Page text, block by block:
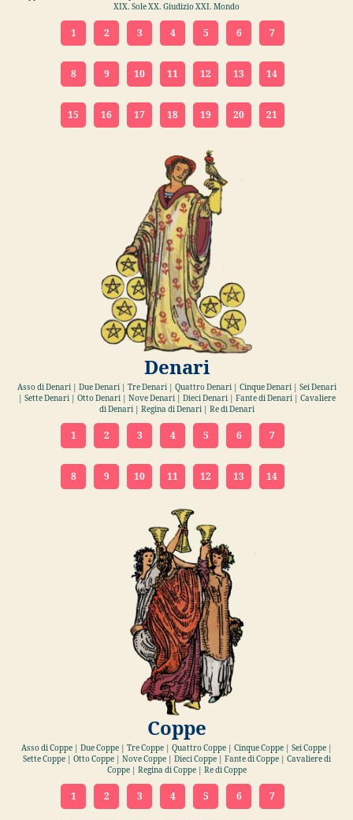
XIX. Sole XX. Giudizio XXI. Mondo
1 2 3 4 5 6 7
8 9 10 11 12 13 14
15 16 17 18 19 20 21
Denari
Asso di Denari | Due Denari | Tre Denari | Quattro Denari | Cinque Denari | Sei Denari
| Sette Denari | Otto Denari | Nove Denari | Dieci Denari | Fante di Denari | Cavaliere
di Denari | Regina di Denari | Re di Denari
1 2 3 4 5 6 7
8 9 10 11 12 13 14
Coppe
Asso di Coppe | Due Coppe | Tre Coppe | Quattro Coppe | Cinque Coppe | Sei Coppe |
Sette Coppe | Otto Coppe | Nove Coppe | Dieci Coppe | Fante di Coppe | Cavaliere di
Coppe | Regina di Coppe | Re di Coppe
1 2 3 4 5 6 7